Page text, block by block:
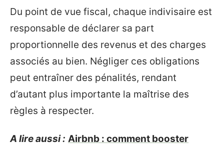
Du point de vue fiscal, chaque indivisaire est
responsable de déclarer sa part
proportionnelle des revenus et des charges
associés au bien. Négliger ces obligations
peut entraîner des pénalités, rendant
d’autant plus importante la maîtrise des
règles à respecter.
A lire aussi : Airbnb : comment booster